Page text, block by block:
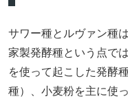
サワー種とルヴァン種
家製発酵種という点で
を使って起こした発酵
種）、小麦粉を主に使